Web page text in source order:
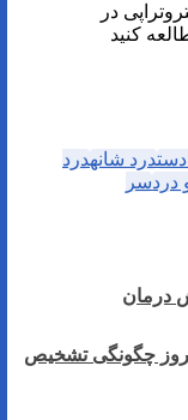
در
کنید
درد شانهدرد
دردسر
درمان
چگونگی تشخیص